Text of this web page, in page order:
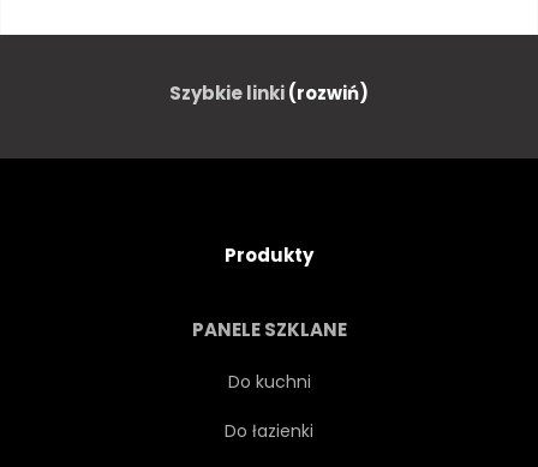
NATURA BIAŁY
ZIELENI PARK
CZERWONY
Szybkie linki(rozwiń)
Produkty
PANELE SZKLANE
Do kuchni
Do łazienki